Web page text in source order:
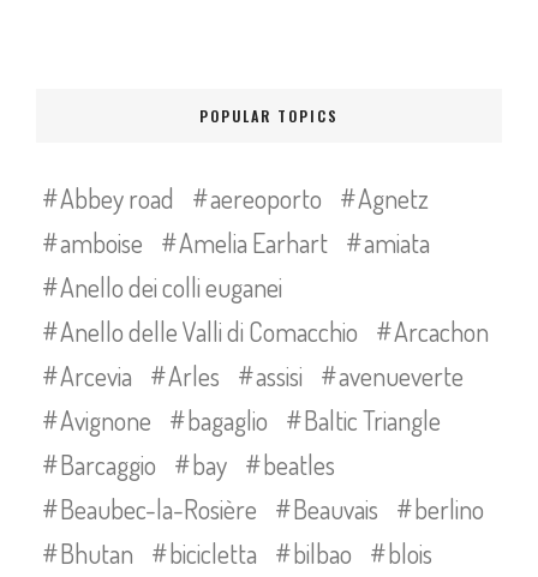
POPULAR TOPICS
Abbey road aereoporto
Agnetz
amboise
Amelia Earhart
amiata
Anello dei colli euganei
Anello delle Valli di Comacchio
Arcachon
Arcevia
Arles assisi
avenueverte
Avignone
bagaglio
Baltic Triangle
Barcaggio
bay
beatles
Beaubec-la-Rosière
Beauvais
berlino
Bhutan
bicicletta bilbao
blois